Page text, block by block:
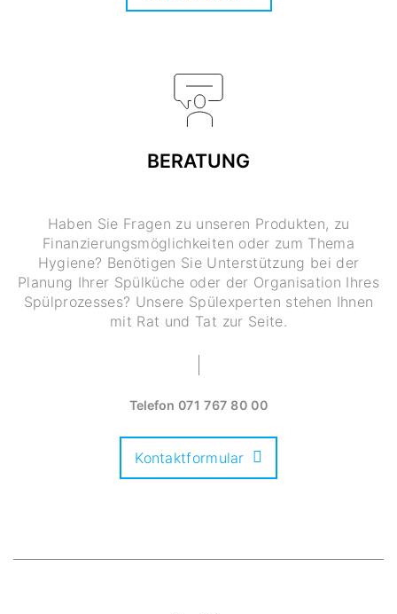
BERATUNG
Haben Sie Fragen zu unseren Produkten, zu
Finanzierungsmöglichkeiten oder zum Thema
Hygiene? Benötigen Sie Unterstützung bei der
Planung Ihrer Spülküche oder der Organisation Ihres
Spülprozesses? Unsere Spülexperten stehen Ihnen
mit Rat und Tat zur Seite.
Telefon071 767 80 00
Kontaktformular